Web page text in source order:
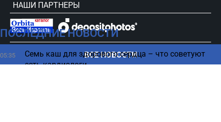
ПОСЛЕДНИЕ НОВОСТИ
05:35
Семь каш для здорового сердца – что советуют
есть кардиологи
ВСЕ НОВОСТИ
НАШИ ПАРТНЕРЫ
сursorinfo.co.il © Все права защищены